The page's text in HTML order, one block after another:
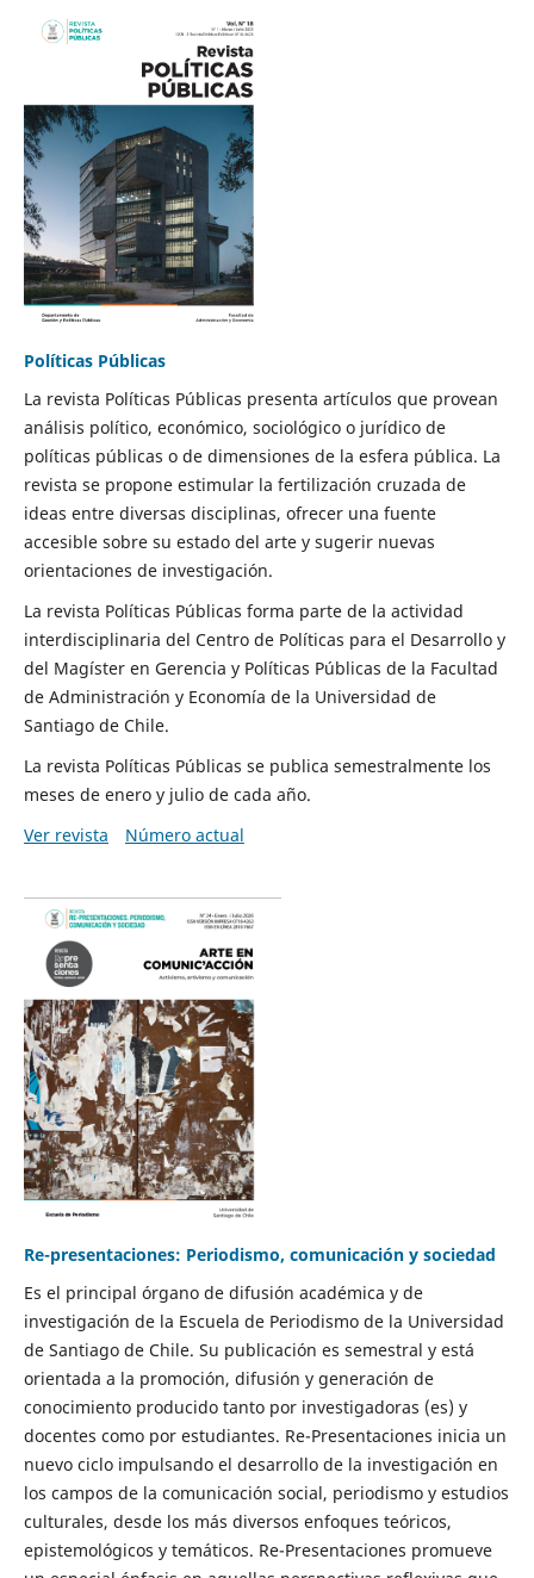
Políticas Públicas
La revista Políticas Públicas presenta artículos que provean
análisis político, económico, sociológico o jurídico de
políticas públicas o de dimensiones de la esfera pública. La
revista se propone estimular la fertilización cruzada de
ideas entre diversas disciplinas, ofrecer una fuente
accesible sobre su estado del arte y sugerir nuevas
orientaciones de investigación.
La revista Políticas Públicas forma parte de la actividad
interdisciplinaria del Centro de Políticas para el Desarrollo y
del Magíster en Gerencia y Políticas Públicas de la Facultad
de Administración y Economía de la Universidad de
Santiago de Chile.
La revista Políticas Públicas se publica semestralmente los
meses de enero y julio de cada año.
Ver revista
Número actual
Re-presentaciones: Periodismo, comunicación y sociedad
Es el principal órgano de difusión académica y de
investigación de la Escuela de Periodismo de la Universidad
de Santiago de Chile. Su publicación es semestral y está
orientada a la promoción, difusión y generación de
conocimiento producido tanto por investigadoras (es) y
docentes como por estudiantes. Re-Presentaciones inicia un
nuevo ciclo impulsando el desarrollo de la investigación en
los campos de la comunicación social, periodismo y estudios
culturales, desde los más diversos enfoques teóricos,
epistemológicos y temáticos. Re-Presentaciones promueve